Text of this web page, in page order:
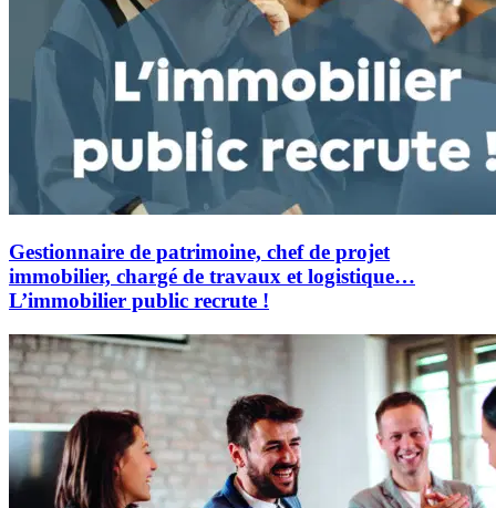
Gestionnaire de patrimoine, chef de projet
immobilier, chargé de travaux et logistique…
L’immobilier public recrute !